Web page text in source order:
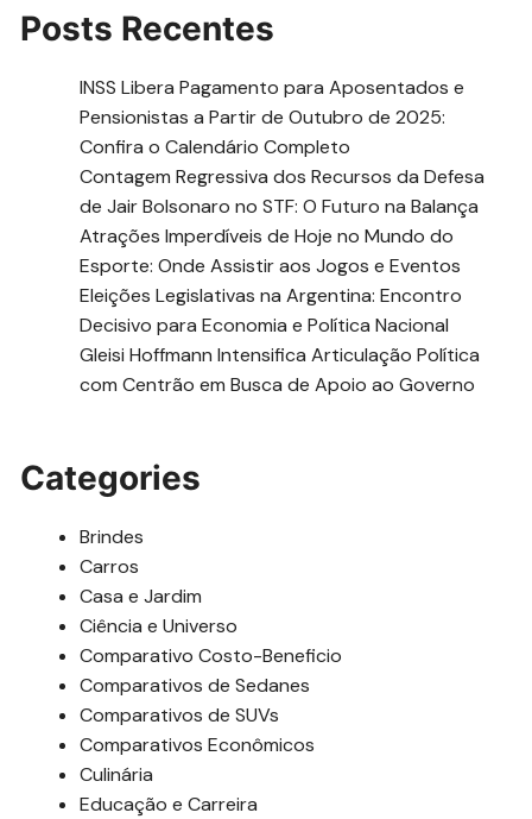
Posts Recentes
INSS Libera Pagamento para Aposentados e
Pensionistas a Partir de Outubro de 2025:
Confira o Calendário Completo
Contagem Regressiva dos Recursos da Defesa
de Jair Bolsonaro no STF: O Futuro na Balança
Atrações Imperdíveis de Hoje no Mundo do
Esporte: Onde Assistir aos Jogos e Eventos
Eleições Legislativas na Argentina: Encontro
Decisivo para Economia e Política Nacional
Gleisi Hoffmann Intensifica Articulação Política
com Centrão em Busca de Apoio ao Governo
Categories
Brindes
Carros
Casa e Jardim
Ciência e Universo
Comparativo Costo-Beneficio
Comparativos de Sedanes
Comparativos de SUVs
Comparativos Econômicos
Culinária
Educação e Carreira